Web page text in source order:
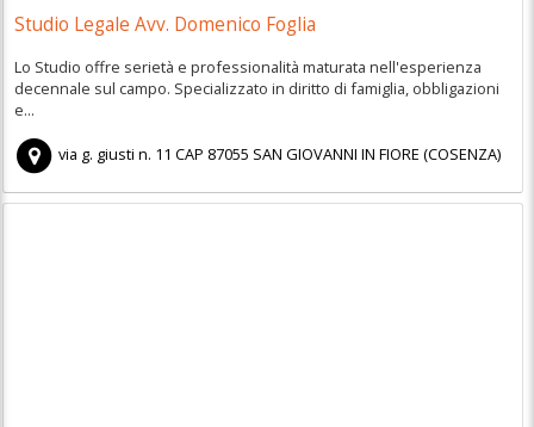
Studio Legale Avv. Domenico Foglia
Lo Studio offre serietà e professionalità maturata nell'esperienza
decennale sul campo. Specializzato in diritto di famiglia, obbligazioni
e...
via g. giusti n. 11 CAP 87055 SAN GIOVANNI IN FIORE (COSENZA)